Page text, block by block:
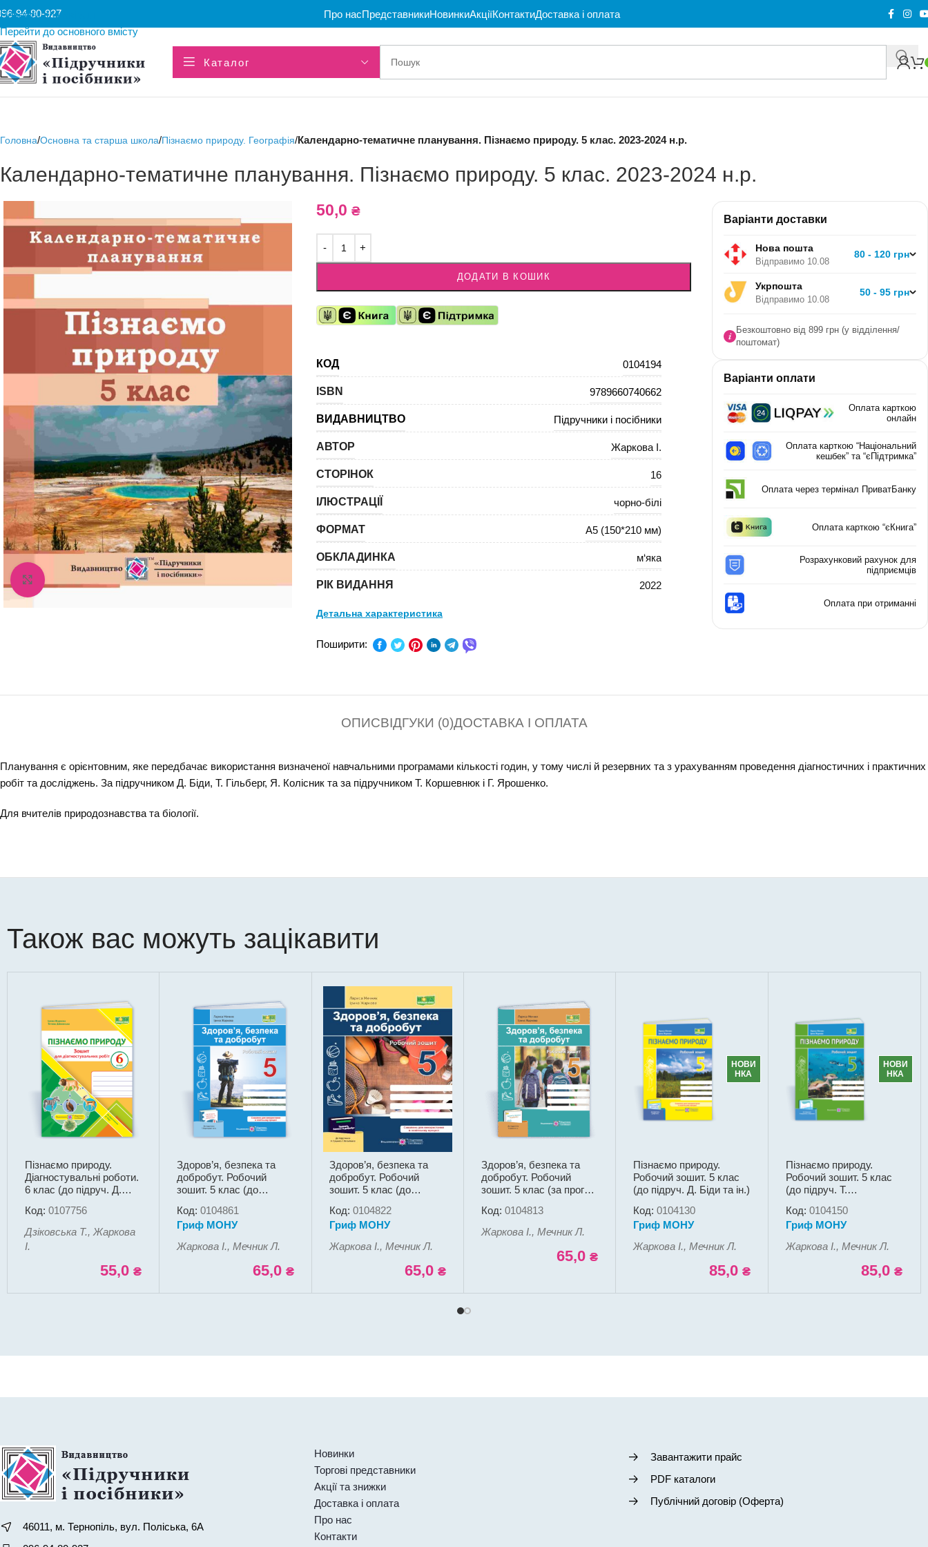
Перейти до навігації
Перейти до основного вмісту
94-80-927 Про насПредставникиНовинкиАкціїКонтактиДоставка і оплата
Каталог
Головна/Основна та старша школа/Пізнаємо природу. Географія/Календарно-тематичне планування. Пізнаємо природу. 5 клас. 2023-2024 н.р.
Календарно-тематичне планування. Пізнаємо природу. 5 клас. 2023-2024 н.р.
Збільшити зображення
50,0 ₴
ДОДАТИ В КОШИК
КОД 0104194
ISBN 9789660740662
ВИДАВНИЦТВО Підручники і посібники
АВТОР Жаркова І.
СТОРІНОК 16
ІЛЮСТРАЦІЇ чорно-білі
ФОРМАТ А5 (150*210 мм)
ОБКЛАДИНКА м‘яка
РІК ВИДАННЯ 2022
Детальна характеристика
ПРЕДМЕТ:
СЕРІЯ: -
В ПАЧЦІ (ШТ):
Поширити:
Варіанти доставки
Нова пошта
Відправимо 10.08
80 - 120 грн
Укрпошта
Відправимо 10.08
50 - 95 грн
Безкоштовно від 899 грн (у відділення/
поштомат)
Варіанти оплати
Оплата карткою
онлайн
Оплата карткою “Національний
кешбек” та “єПідтримка”
Оплата через термінал ПриватБанку
Оплата карткою “єКнига”
Розрахунковий рахунок для
підприємців
Оплата при отриманні
ОПИСВІДГУКИ (0)ДОСТАВКА І ОПЛАТА
Планування є орієнтовним, яке передбачає використання визначеної навчальними програмами кількості годин, у тому числі й резервних та з урахуванням проведення діагностичних і практичних
робіт та досліджень. За підручником Д. Біди, Т. Гільберг, Я. Колісник та за підручником Т. Коршевнюк і Г. Ярошенко.
Для вчителів природознавства та біології.
Також вас можуть зацікавити
Пізнаємо природу.
Діагностувальні роботи.
6 клас (до підруч. Д.
Код: 0107756
Дзіковська Т., Жаркова
І.
55,0₴
Здоров’я, безпека та
добробут. Робочий
зошит. 5 клас (до
та ін.)
Код:0104861
Гриф МОНУ
Жаркова І., Мечник Л.
65,0 ₴
Здоров’я, безпека та
добробут. Робочий
зошит. 5 клас (до
Василашко)
Код: 0104822
Гриф МОНУ
Жаркова І., Мечник Л.
65,0 ₴
Здоров’я, безпека та
добробут. Робочий
зошит. 5 клас (за прогр.
Код: 0104813
Жаркова І., Мечник Л.
65,0₴
НОВИ
НКА
Пізнаємо природу.
Робочий зошит. 5 клас
(до підруч. Д. Біди та ін.)
Код:0104130
Гриф МОНУ
Жаркова І., Мечник Л.
85,0 ₴
НОВИ
НКА
Пізнаємо природу.
Робочий зошит. 5 клас
(до підруч. Т.
Ярошенко)
Код: 0104150
Гриф МОНУ
Жаркова І., Мечник Л.
85,0 ₴
46011, м. Тернопіль, вул. Поліська, 6А
Новинки
Торгові представники
Акції та знижки
Доставка і оплата
Про нас
Контакти
Завантажити прайс
PDF каталоги
Публічний договір (Оферта)